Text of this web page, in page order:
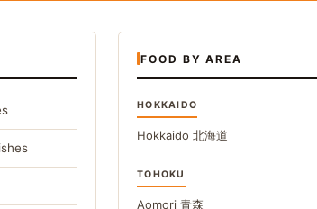
FOOD BY AREA
HOKKAIDO
Hokkaido 北海道
TOHOKU
Aomori 青森